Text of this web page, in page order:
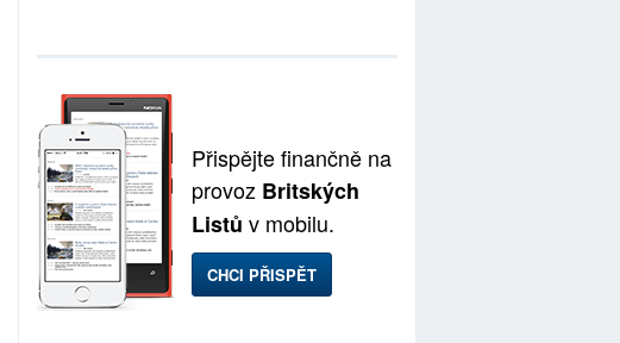
Přispějte finančně na
provoz Britských
Listů v mobilu.
CHCI PŘISPĚT